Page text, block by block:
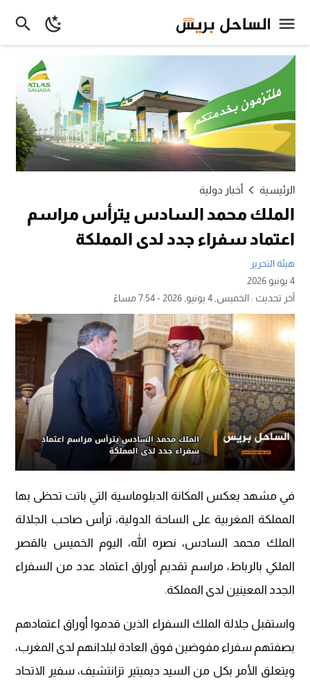
الرئيسية أخبار دولية
الملك محمد السادس يترأس مراسم
اعتماد سفراء جدد لدى المملكة
هيئة التحرير
4 يونيو 2026
آخر تحديث :الخميس, 4 يونيو, 2026 - 7:54 مساءً
في مشهد يعكس المكانة الدبلوماسية التي باتت تحظى بها
المملكة المغربية على الساحة الدولية، ترأس صاحب الجلالة
الملك محمد السادس، نصره الله، اليوم الخميس بالقصر
الملكي بالرباط، مراسم تقديم أوراق اعتماد عدد من السفراء
الجدد المعينين لدى المملكة.
واستقبل جلالة الملك السفراء الذين قدموا أوراق اعتمادهم
بصفتهم سفراء مفوضين فوق العادة لبلدانهم لدى المغرب،
ويتعلق الأمر بكل من السيد ديميتير تزانتشيف، سفير الاتحاد